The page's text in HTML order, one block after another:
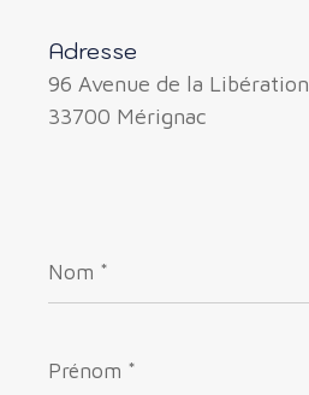
Adresse
96 Avenue de la Libération
33700 Mérignac
*
*